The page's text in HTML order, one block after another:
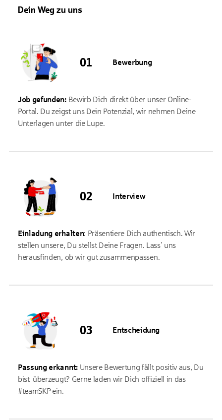
Dein Weg zu uns
Bewerbung
Job gefunden:Bewirb Dich direkt über unser Online-
Portal. Du zeigst uns Dein Potenzial, wir nehmen Deine
Unterlagen unter die Lupe.
Interview
Einladung erhalten: Präsentiere Dich authentisch. Wir
stellen unsere, Du stellst Deine Fragen. Lass' uns
herausfinden, ob wir gut zusammenpassen.
Entscheidung
Passung erkannt: Unsere Bewertung fällt positiv aus, Du
bist überzeugt? Gerne laden wir Dich offiziell in das
#teamSKP ein.